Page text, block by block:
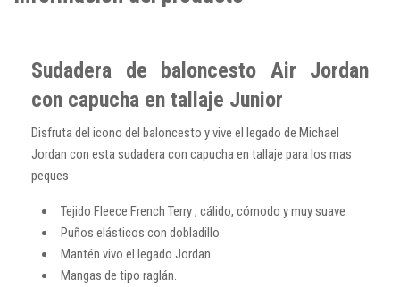
Sudadera de baloncesto Air Jordan
con capucha en tallaje Junior
Disfruta del icono del baloncesto y vive el legado de Michael
Jordan con esta sudadera con capucha en tallaje para los mas
peques
Tejido Fleece French Terry , cálido, cómodo y muy suave
Puños elásticos con dobladillo.
Mantén vivo el legado Jordan.
Mangas de tipo raglán.